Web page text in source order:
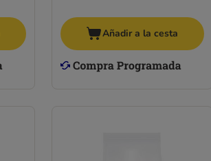
Añadir a la cesta